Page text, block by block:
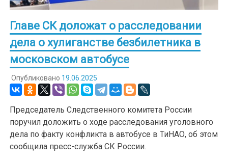
Главе СК доложат о расследовании
дела о хулиганстве безбилетника в
московском автобусе
Опубликовано 19.06.2025
Председатель Следственного комитета России
поручил доложить о ходе расследования уголовного
дела по факту конфликта в автобусе в ТиНАО, об этом
сообщила пресс-служба СК России.